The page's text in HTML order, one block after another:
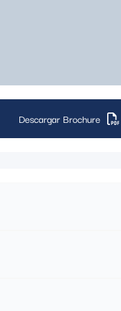
Descargar Brochure